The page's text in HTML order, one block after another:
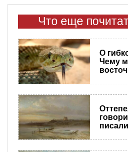
Что еще
О
Чему